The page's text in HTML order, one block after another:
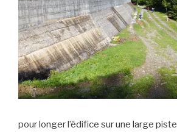
pour longer l’édifice sur une large piste